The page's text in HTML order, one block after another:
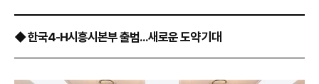
◆ 한국4-H시흥시본부 출범...새로운 도약 기대